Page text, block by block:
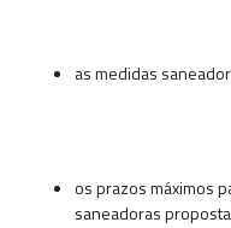
as medidas
os prazos máximos
saneadoras